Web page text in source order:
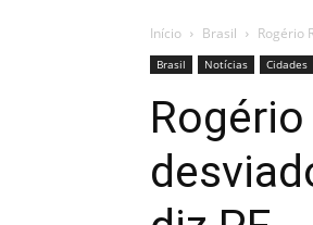
Início Brasil Rogério
Brasil Notícias Cidades